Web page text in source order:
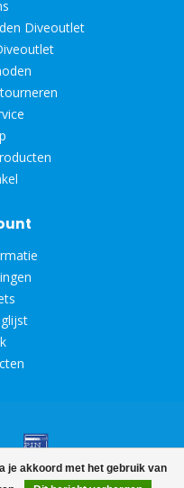
je akkoord met het gebruik van
Diveoutlet